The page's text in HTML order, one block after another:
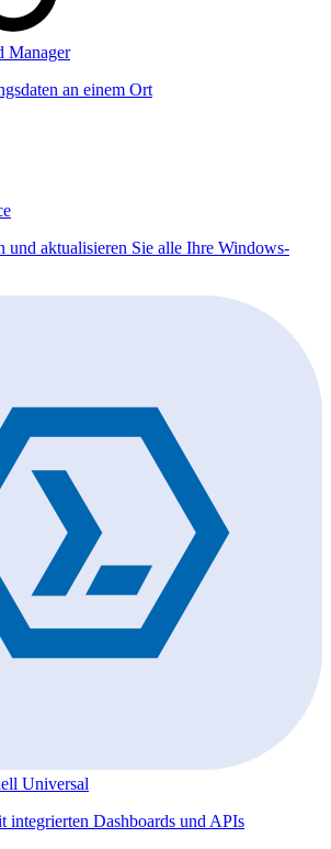
Manager
an einem Ort
und aktualisieren Sie alle Ihre Windows-
Universal
integrierten Dashboards und APIs